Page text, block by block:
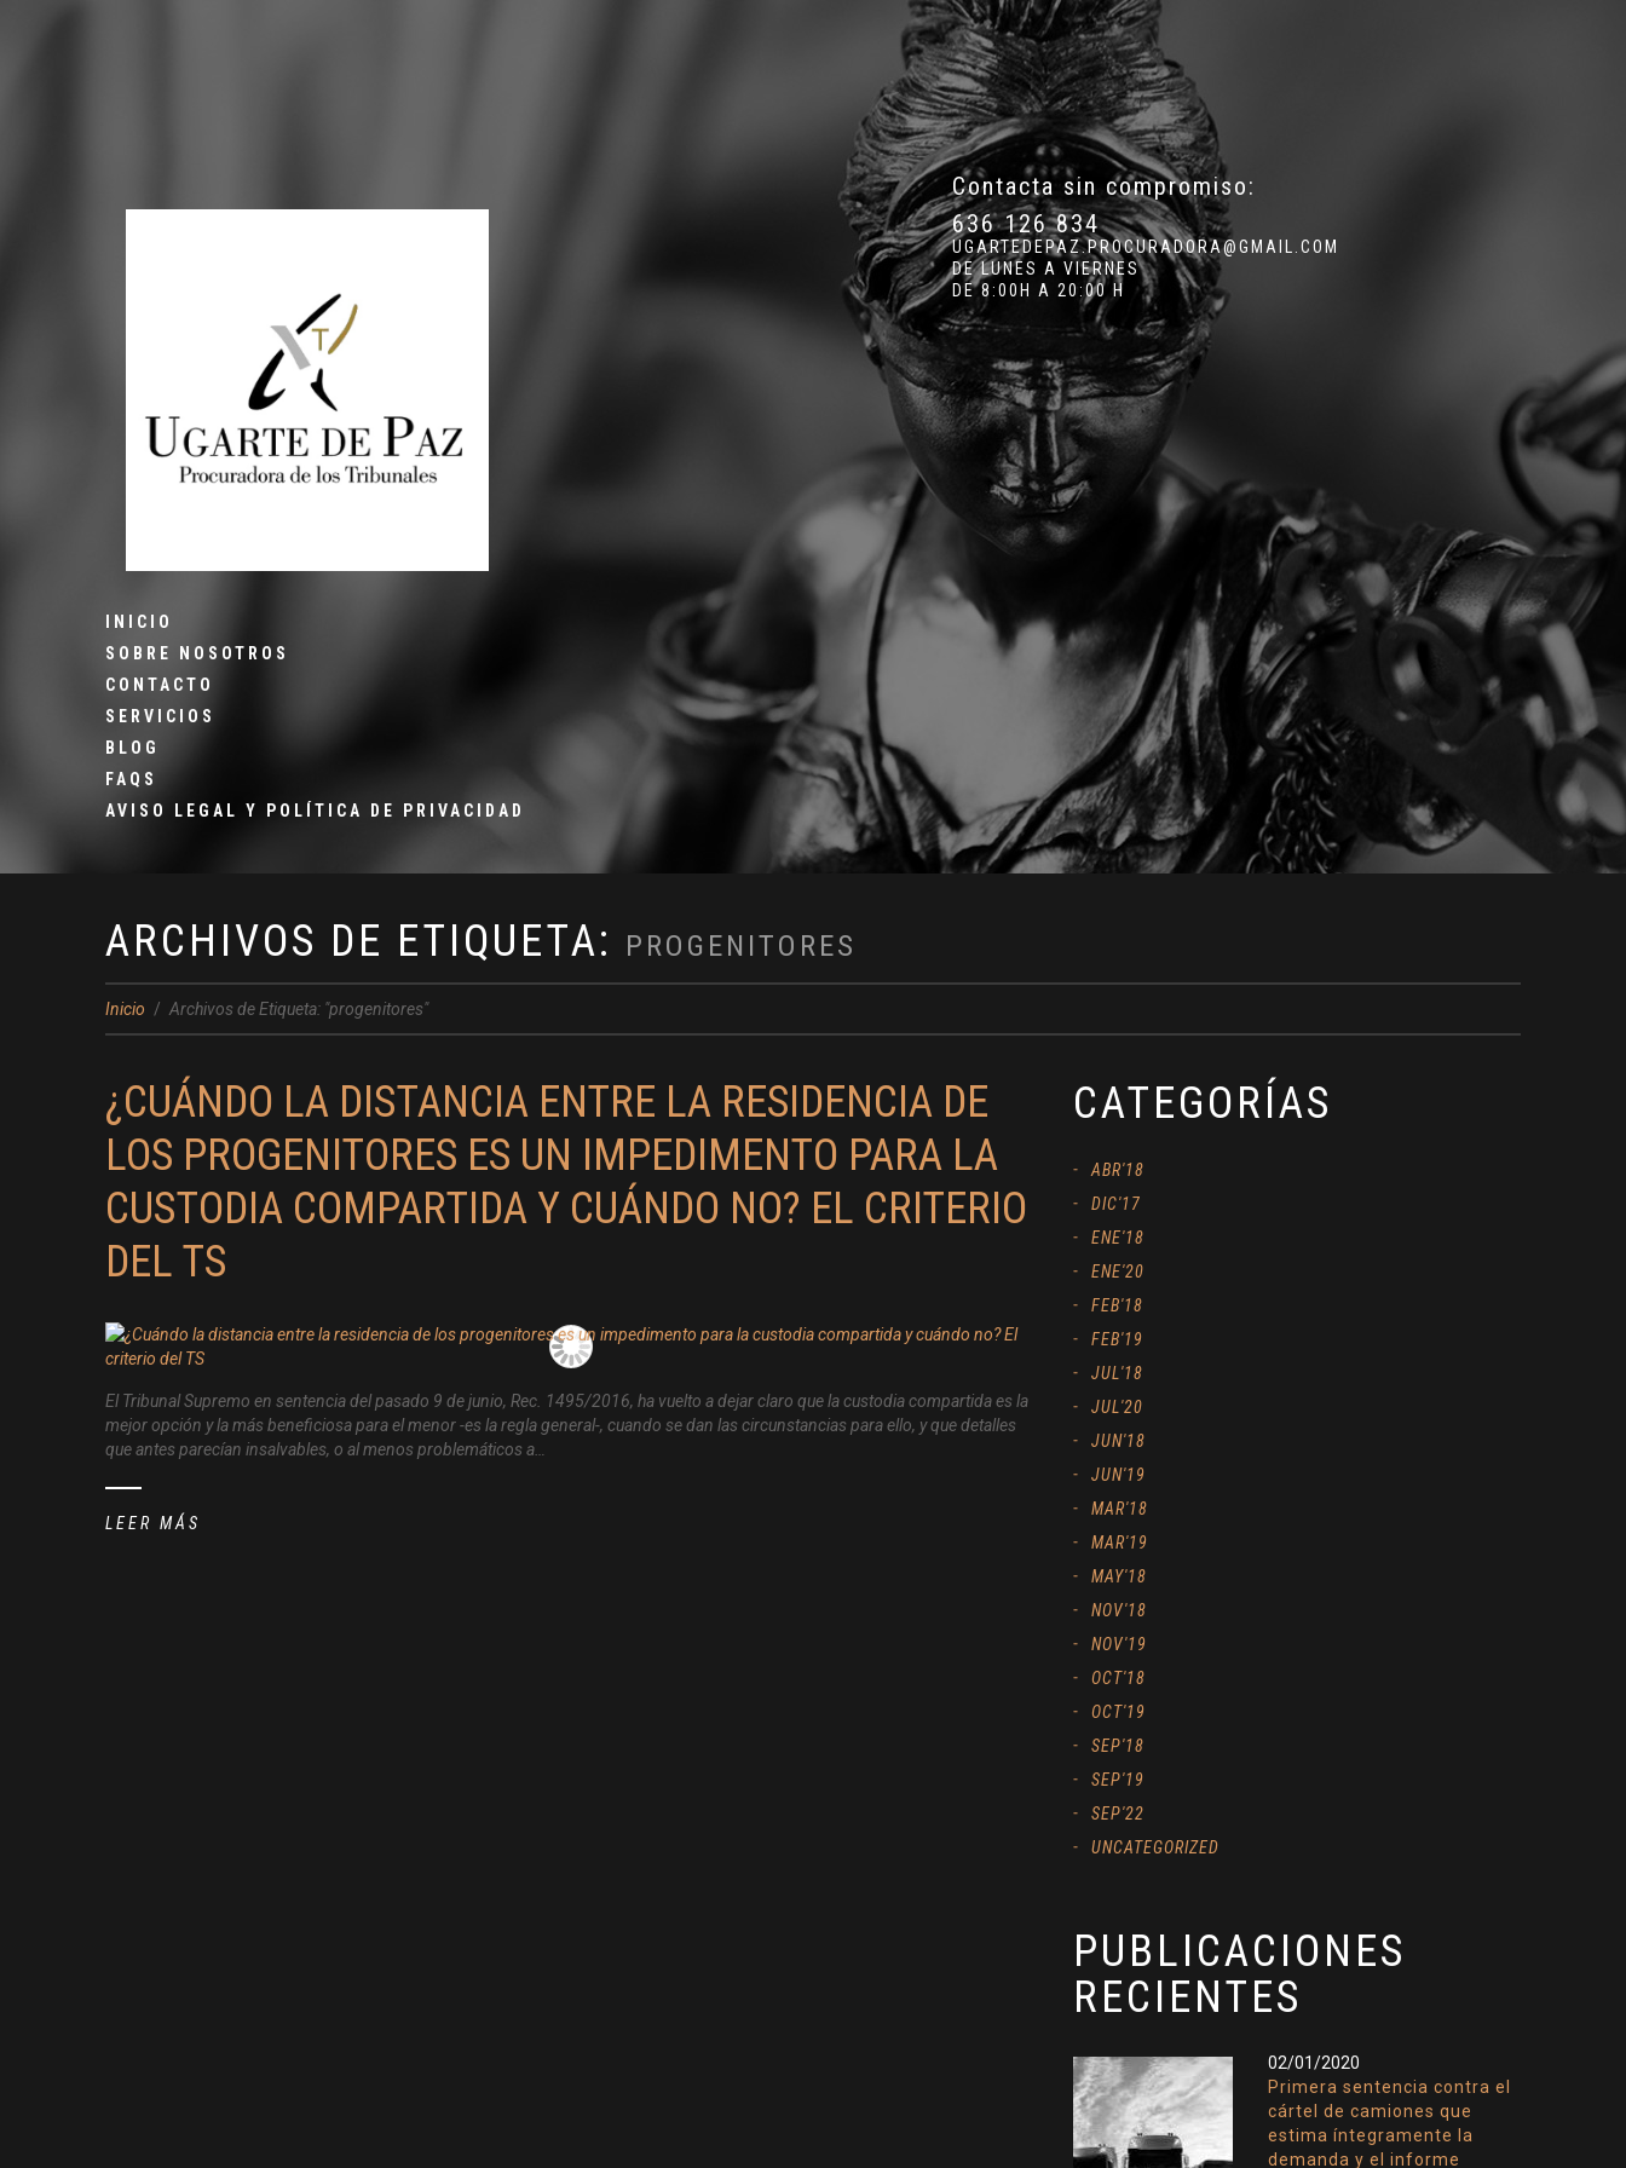
INICIO
SOBRE NOSOTROS
CONTACTO
SERVICIOS
BLOG
FAQS
AVISO LEGAL Y POLÍTICA DE PRIVACIDAD
Contacta sin compromiso:
636 126 834
UGARTEDEPAZ.PROCURADORA@GMAIL.COM
DE LUNES A VIERNES
DE 8:00H A 20:00 H
ARCHIVOS DE ETIQUETA: PROGENITORES
Inicio Archivos de Etiqueta: "progenitores"
¿CUÁNDO LA DISTANCIA ENTRE LA RESIDENCIA DE
LOS PROGENITORES ES UN IMPEDIMENTO PARA LA
CUSTODIA COMPARTIDA Y CUÁNDO NO? EL CRITERIO
DEL TS
El Tribunal Supremo en sentencia del pasado 9 de junio, Rec. 1495/2016, ha vuelto a dejar claro que la custodia compartida es la
mejor opción y la más beneficiosa para el menor -es la regla general-, cuando se dan las circunstancias para ello, y que detalles
que antes parecían insalvables, o al menos problemáticos a…
LEER MÁS
CATEGORÍAS
ABR'18
DIC'17
ENE'18
ENE'20
FEB'18
FEB'19
JUL'18
JUL'20
JUN'18
JUN'19
MAR'18
MAR'19
MAY'18
NOV'18
NOV'19
OCT'18
OCT'19
SEP'18
SEP'19
SEP'22
UNCATEGORIZED
PUBLICACIONES
RECIENTES
02/01/2020
Primera sentencia contra el
cártel de camiones que
estima íntegramente la
demanda y el informe